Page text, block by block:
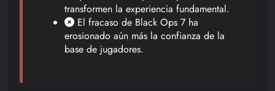
transformen la experiencia fundamental.
El fracaso de Black Ops 7 ha
erosionado aún más la confianza de la
base de jugadores.